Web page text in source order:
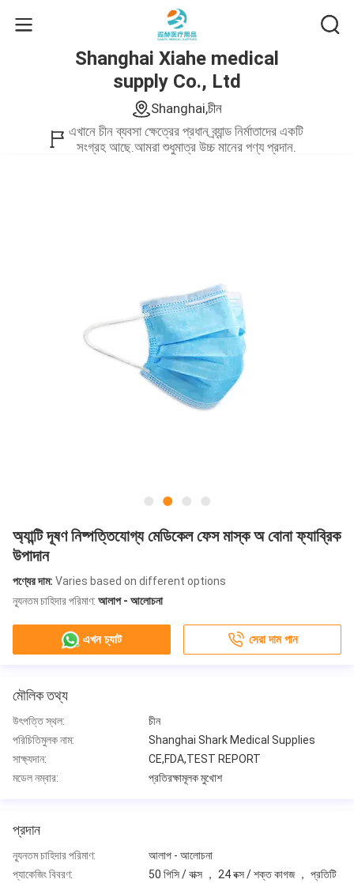
Shanghai Xiahe medical
supply Co., Ltd
Shanghai,চীন
এখানে চীন ব্যবসা ক্ষেত্রের প্রধান ব্র্যান্ড নির্মাতাদের একটি
সংগ্রহ আছে.আমরা শুধুমাত্র উচ্চ মানের পণ্য প্রদান.
অ্যান্টি দূষণ নিষ্পত্তিযোগ্য মেডিকেল ফেস মাস্ক অ বোনা ফ্যাব্রিক
উপাদান
পণ্যের দাম: Varies based on different options
ন্যূনতম চাহিদার পরিমাণ: আলাপ - আলোচনা
এখন চ্যাট সেরা দাম পান
মৌলিক তথ্য
উৎপত্তি স্থল:
চীন
পরিচিতিমুলক নাম:
Shanghai Shark Medical Supplies
সাক্ষ্যদান:
CE,FDA,TEST REPORT
মডেল নম্বার:
প্রতিরক্ষামূলক মুখোশ
প্রদান
ন্যূনতম চাহিদার পরিমাণ:
আলাপ - আলোচনা
প্যাকেজিং বিবরণ:
50 পিসি / বাক্স ， 24 বক্স / শক্ত কাগজ ， প্রতিটি